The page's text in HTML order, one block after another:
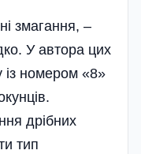
змагання, –
У автора цих
із номером «8»
дрібних
тип